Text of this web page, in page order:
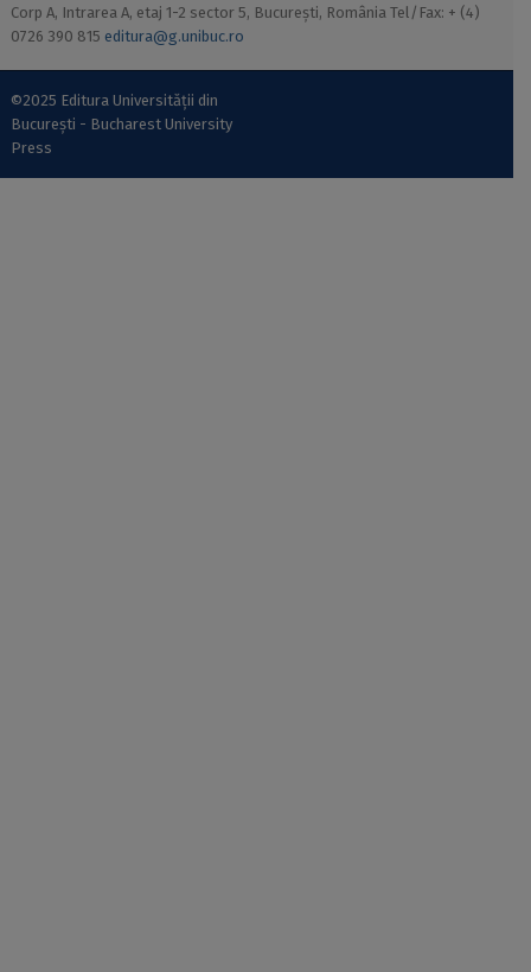
Corp A, Intrarea A, etaj 1-2 sector 5, București, România Tel/Fax: + (4)
0726 390 815 editura@g.unibuc.ro
©2025 Editura Universității din
București - Bucharest University
Press